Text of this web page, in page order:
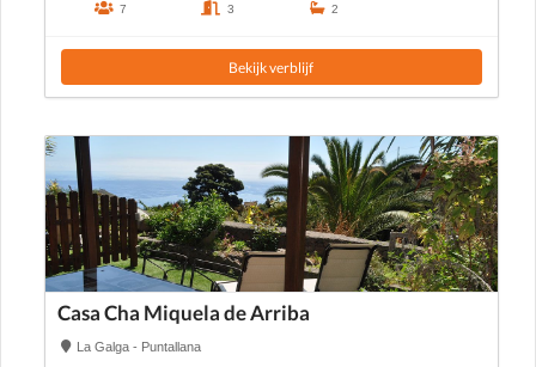
7 3 2
Bekijk verblijf
Casa Cha Miquela de Arriba
La Galga - Puntallana